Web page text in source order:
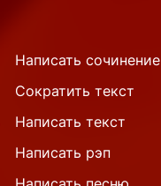
Написать сочинение
Сократить текст
Написать текст
Написать рэп